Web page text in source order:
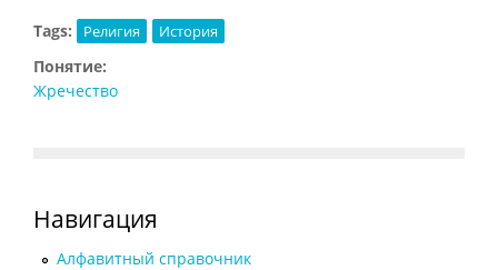
Tags: Религия История
Понятие:
Жречество
Навигация
Алфавитный справочник